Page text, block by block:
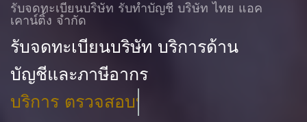
รับจดทะเบียนบริษัท รับทําบัญชี บริษัท ไทย แอค
เคาน์ติ้ง จำกัด
รับจดทะเบียนบริษัท บริการด้าน
บัญชีและภาษีอากร
บริการ ตรวจสอบบัญชี